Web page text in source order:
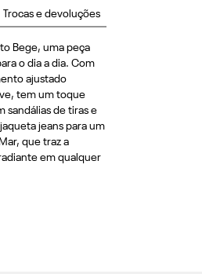
Trocas e devoluções
Bege, uma peça
o dia a dia. Com
ajustado
tem um toque
de tiras e
jeans para um
que traz a
em qualquer